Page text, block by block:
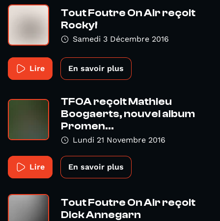
Tout Foutre On Air reçoit
Rocky!
Samedi 3 Décembre 2016
Lire En savoir plus
TFOA reçoit Mathieu
Boogaerts, nouvel album
Promen...
Lundi 21 Novembre 2016
Lire En savoir plus
Tout Foutre On Air reçoit
Dick Annegarn